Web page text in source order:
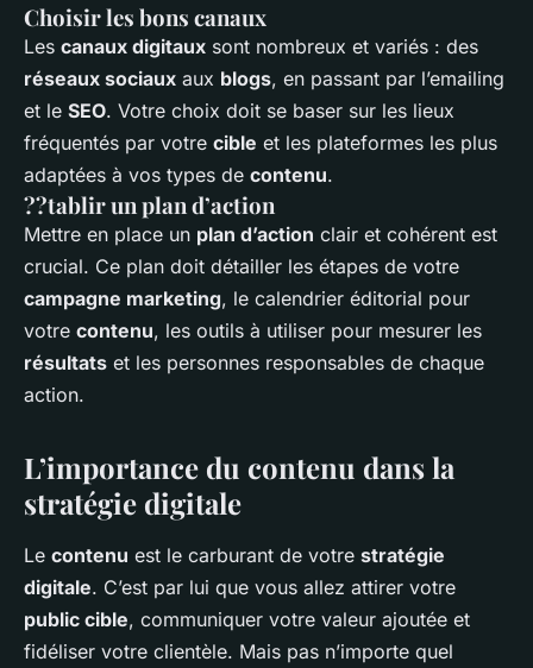
Choisir les bons canaux
Les canaux digitaux sont nombreux et variés : des
réseaux sociaux aux blogs, en passant par l’emailing
et le SEO. Votre choix doit se baser sur les lieux
fréquentés par votre cible et les plateformes les plus
adaptées à vos types de contenu.
??tablir un plan d’action
Mettre en place un plan d’action clair et cohérent est
crucial. Ce plan doit détailler les étapes de votre
campagne marketing, le calendrier éditorial pour
votre contenu, les outils à utiliser pour mesurer les
résultats et les personnes responsables de chaque
action.
L’importance du contenu dans la
stratégie digitale
Le contenu est le carburant de votre stratégie
digitale. C’est par lui que vous allez attirer votre
public cible, communiquer votre valeur ajoutée et
fidéliser votre clientèle. Mais pas n’importe quel